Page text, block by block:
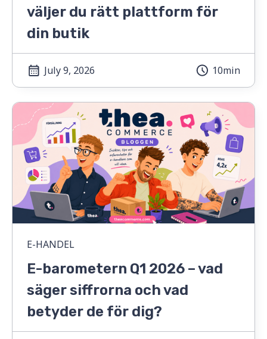
väljer du rätt plattform för
din butik
July 9, 2026 10min
E-HANDEL
E-barometern Q1 2026 – vad
säger siffrorna och vad
betyder de för dig?